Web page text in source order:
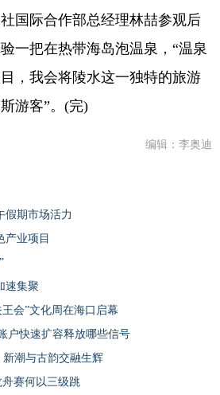
际合作部总经理林喆参观后
一把在热带海岛泡温泉，“温泉
，我会将陵水这一独特的旅游
游客”。(完)
编辑：李奥迪
假期市场活力
产业项目
速集聚
会”文化周在海口启幕
户快速扩容释放哪些信号
潮与古韵交融生辉
舟赛何以三级跳